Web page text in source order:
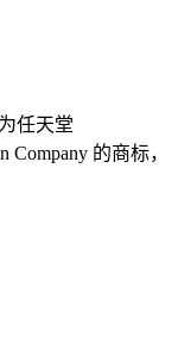
任天堂
Company 的商标，